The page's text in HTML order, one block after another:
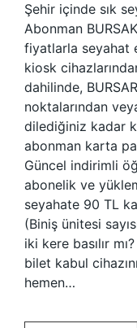
Şehir içinde sık
Abonman
fiyatlarla seyahat
kiosk
dahilinde,
noktalarından
dilediğiniz kadar
abonman karta
Güncel indirimli
abonelik ve
seyahate 90 TL
(Biniş ünitesi
iki kere basılır
bilet kabul
hemen…